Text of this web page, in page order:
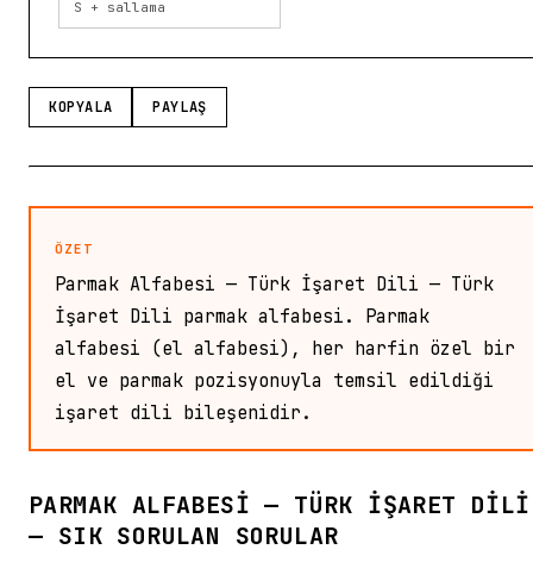
S + sallama
KOPYALA PAYLAŞ
ÖZET
Parmak Alfabesi — Türk İşaret Dili — Türk
İşaret Dili parmak alfabesi. Parmak
alfabesi (el alfabesi), her harfin özel bir
el ve parmak pozisyonuyla temsil edildiği
işaret dili bileşenidir.
PARMAK ALFABESI — TÜRK İŞARET DILI
— SIK SORULAN SORULAR